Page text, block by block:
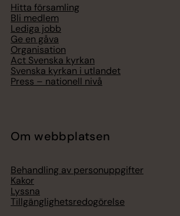
Hitta församling
Bli medlem
Lediga jobb
Ge en gåva
Organisation
Act Svenska kyrkan
Svenska kyrkan i utlandet
Press – nationell nivå
Om webbplatsen
Behandling av personuppgifter
Kakor
Lyssna
Tillgänglighetsredogörelse